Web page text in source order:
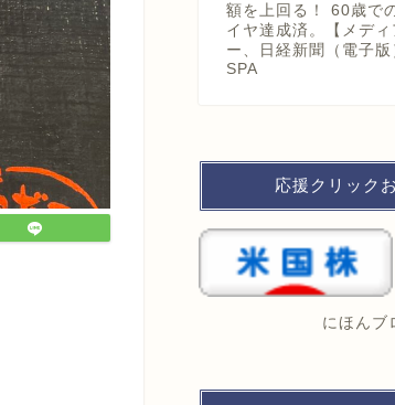
額を上回る！ 60歳で
イヤ達成済。【メデ
ー、日経新聞（電子版
SPA
応援クリック
にほんブ